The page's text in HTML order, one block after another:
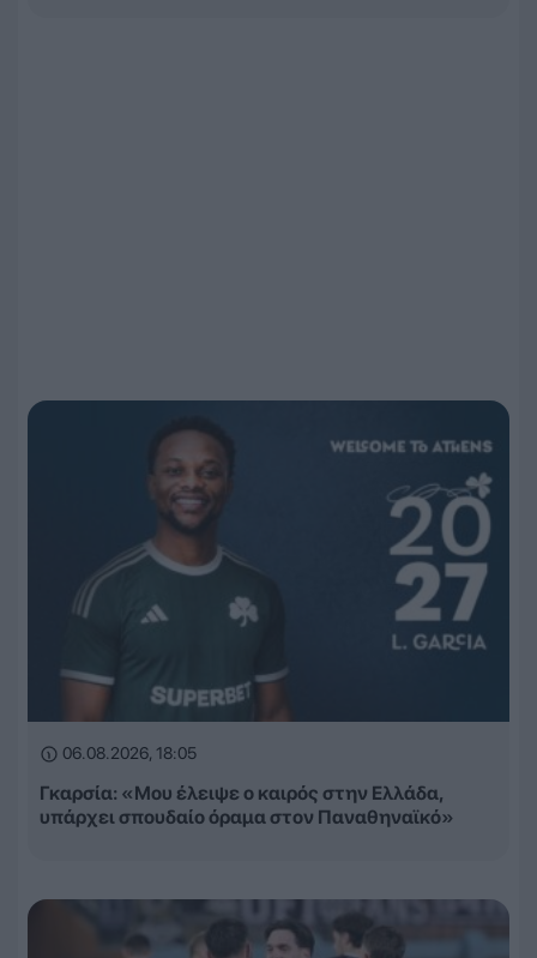
06.08.2026, 18:05
Γκαρσία: «Μου έλειψε ο καιρός στην Ελλάδα,
υπάρχει σπουδαίο όραμα στον Παναθηναϊκό»